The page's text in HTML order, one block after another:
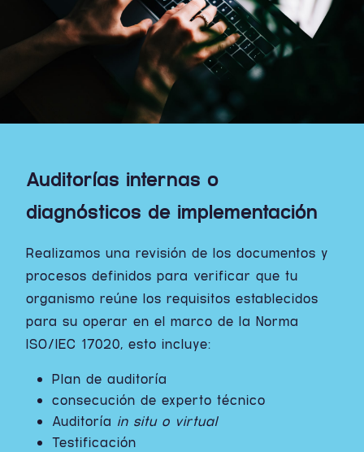
Auditorías internas o
diagnósticos de implementación
Realizamos una revisión de los documentos y
procesos definidos para verificar que tu
organismo reúne los requisitos establecidos
para su operar en el marco de la Norma
ISO/IEC 17020, esto incluye:
Plan de auditoría
consecución de experto técnico
Auditoría in situ o virtual
Testificación